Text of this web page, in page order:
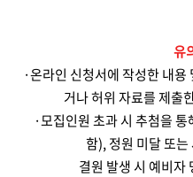
유
·온라인 신청서에 작성한 내
거나 허위 자료를 제출
·모집인원 초과 시 추첨을 통
함),정원 미달 또
결원 발생 시 예비자